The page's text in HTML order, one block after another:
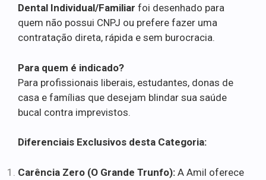
Dental Individual/Familiar foi desenhado para
quem não possui CNPJ ou prefere fazer uma
contratação direta, rápida e sem burocracia.
Para quem é indicado?
Para profissionais liberais, estudantes, donas de
casa e famílias que desejam blindar sua saúde
bucal contra imprevistos.
Diferenciais Exclusivos desta Categoria:
Carência Zero (O Grande Trunfo): A Amil oferece